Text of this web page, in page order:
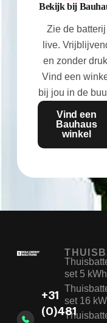
Bekijk bij
Zie de batterij
live.
en zonder
Vind een
bij jou in de
Vind een
Bauhaus
winkel
+31
(0)481
set 5 kWh
set 16